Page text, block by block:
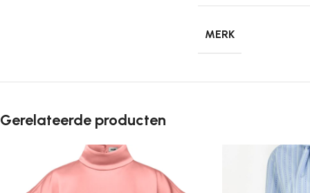
MERK
Gerelateerde producten